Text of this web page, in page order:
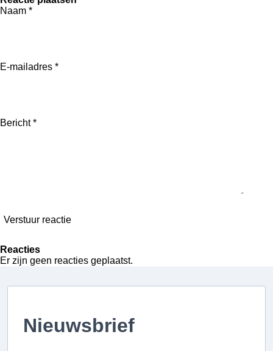
l
e
e
Naam *
E-mailadres *
Bericht *
Verstuur reactie
Reacties
Er zijn geen reacties geplaatst.
Nieuwsbrief